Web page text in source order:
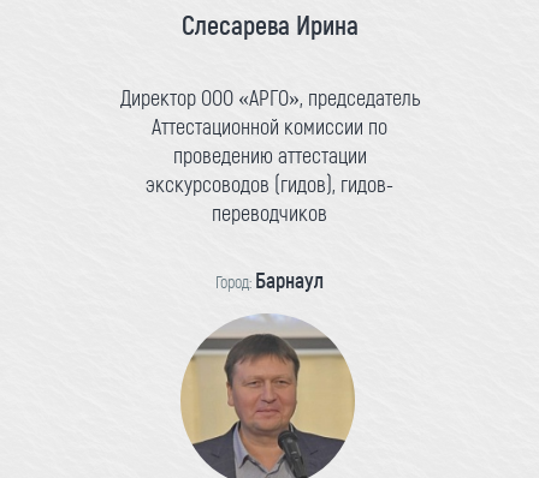
Слесарева Ирина
Директор ООО «АРГО», председатель
Аттестационной комиссии по
проведению аттестации
экскурсоводов (гидов), гидов-
переводчиков
Город: Барнаул